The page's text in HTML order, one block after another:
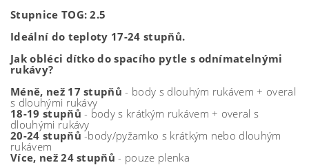
Stupnice TOG: 2.5
Ideální do teploty 17-24 stupňů.
Jak obléci dítko do spacího pytle s odnímatelnými
rukávy?
Méně, než 17 stupňů - body s dlouhým rukávem + overal
s dlouhými rukávy
18-19 stupňů - body s krátkým rukávem + overal s
dlouhými rukávy
20-24 stupňů -body/pyžamko s krátkým nebo dlouhým
rukávem
Více, než 24 stupňů - pouze plenka